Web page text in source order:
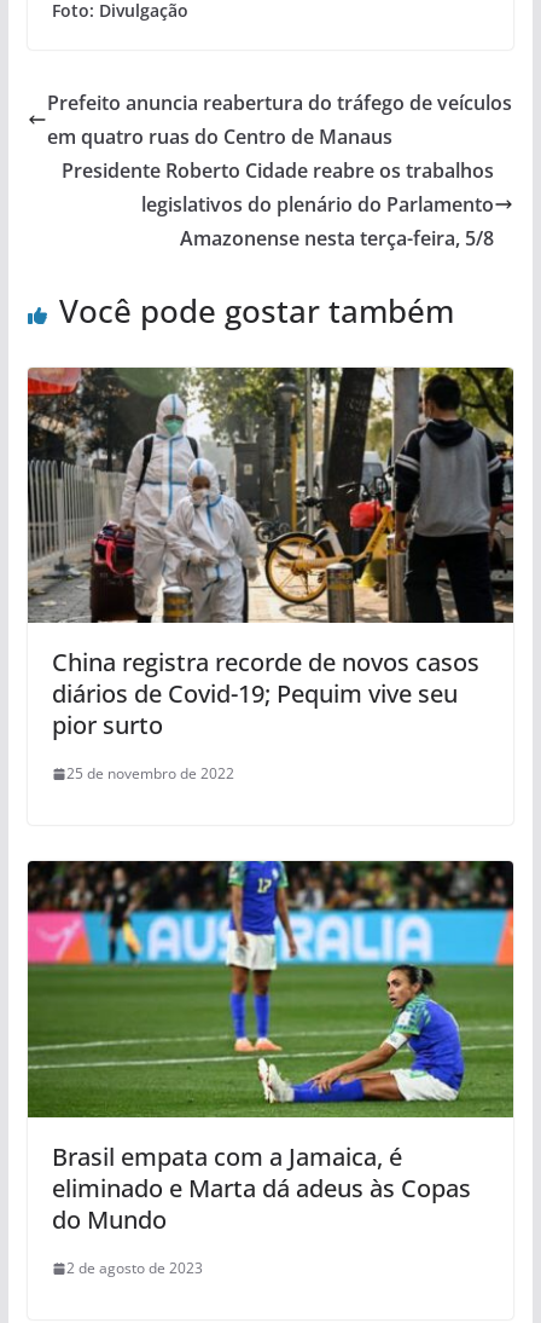
Foto: Divulgação
Prefeito anuncia reabertura do tráfego de veículos
em quatro ruas do Centro de Manaus
Presidente Roberto Cidade reabre os trabalhos
legislativos do plenário do Parlamento
Amazonense nesta terça-feira, 5/8
Você pode gostar também
China registra recorde de novos casos
diários de Covid-19; Pequim vive seu
pior surto
25 de novembro de 2022
Brasil empata com a Jamaica, é
eliminado e Marta dá adeus às Copas
do Mundo
2 de agosto de 2023